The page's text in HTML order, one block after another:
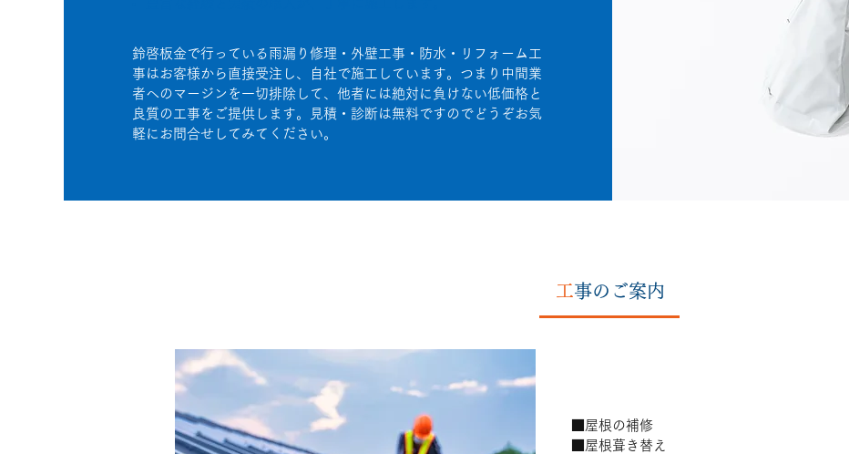
鈴啓板金で行っている雨漏り修理・外壁工事・防水・リフォーム工
事はお客様から直接受注し、自社で施工しています。つまり中間業
者へのマージンを一切排除して、他者には絶対に負けない低価格と
良質の工事をご提供します。見積・診断は無料ですのでどうぞお気
軽にお問合せしてみてください。
工事のご案内
■屋根の補修
■屋根葺き替え